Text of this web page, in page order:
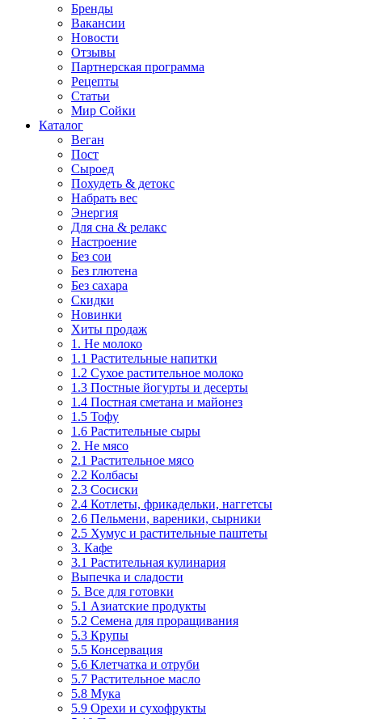
Бренды
Вакансии
Новости
Отзывы
Партнерская программа
Рецепты
Статьи
Мир Сойки
Каталог
Веган
Пост
Сыроед
Похудеть & детокс
Набрать вес
Энергия
Для сна & релакс
Настроение
Без сои
Без глютена
Без сахара
Скидки
Новинки
Хиты продаж
1. Не молоко
1.1 Растительные напитки
1.2 Сухое растительное молоко
1.3 Постные йогурты и десерты
1.4 Постная сметана и майонез
1.5 Тофу
1.6 Растительные сыры
2. Не мясо
2.1 Растительное мясо
2.2 Колбасы
2.3 Сосиски
2.4 Котлеты, фрикадельки, наггетсы
2.6 Пельмени, вареники, сырники
2.5 Хумус и растительные паштеты
3. Кафе
3.1 Растительная кулинария
Выпечка и сладости
5. Все для готовки
5.1 Азиатские продукты
5.2 Семена для проращивания
5.3 Крупы
5.5 Консервация
5.6 Клетчатка и отруби
5.7 Растительное масло
5.8 Мука
5.9 Орехи и сухофрукты